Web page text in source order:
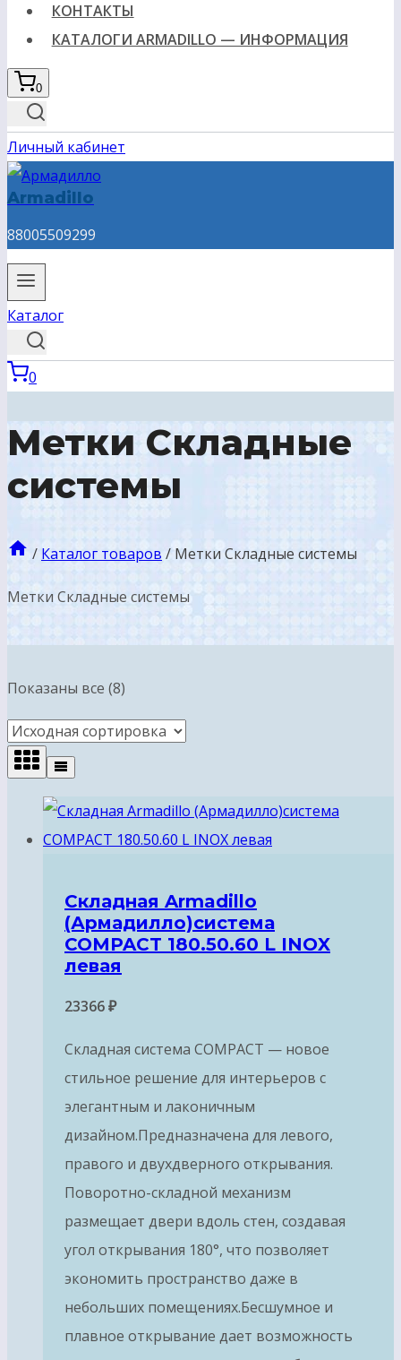
КОНТАКТЫ
КАТАЛОГИ ARMADILLO — ИНФОРМАЦИЯ
0
Личный кабинет
Armadillo
88005509299
Каталог
0
Метки Складные
системы
/ Каталог товаров / Метки Складные системы
Метки Складные системы
Показаны все (8)
Складная Armadillo
(Армадилло)система
COMPACT 180.50.60 L INOX
левая
23366₽
Складная система COMPACT — новое
стильное решение для интерьеров с
элегантным и лаконичным
дизайном.Предназначена для левого,
правого и двухдверного открывания.
Поворотно-складной механизм
размещает двери вдоль стен, создавая
угол открывания 180°, что позволяет
экономить пространство даже в
небольших помещениях.Бесшумное и
плавное открывание дает возможность